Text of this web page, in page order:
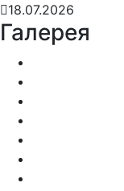
18.07.2026
Галерея